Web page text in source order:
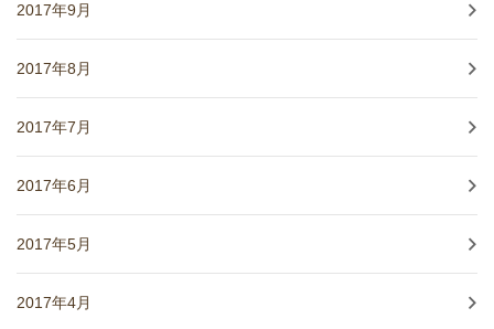
2017年9月
2017年8月
2017年7月
2017年6月
2017年5月
2017年4月